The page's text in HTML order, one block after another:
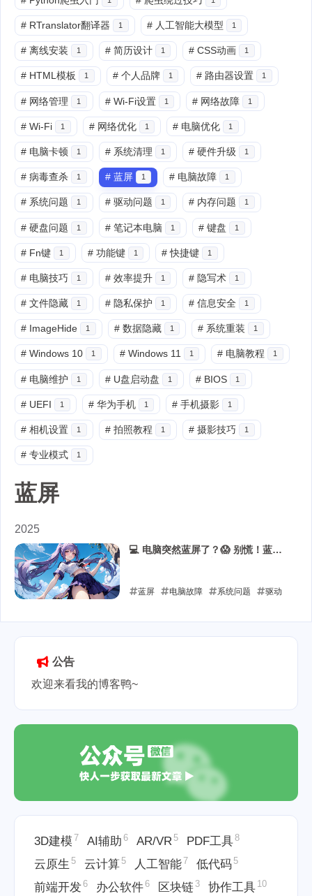
# RTranslator翻译器 1 # 人工智能大模型 1
# 离线安装 1 # 简历设计 1 # CSS动画 1
# HTML模板 1 # 个人品牌 1 # 路由器设置 1
# 网络管理 1 # Wi-Fi设置 1 # 网络故障 1
# Wi-Fi 1 # 网络优化 1 # 电脑优化 1
# 电脑卡顿 1 # 系统清理 1 # 硬件升级 1
# 病毒查杀 1 # 蓝屏 1 # 电脑故障 1
# 系统问题 1 # 驱动问题 1 # 内存问题 1
# 硬盘问题 1 # 笔记本电脑 1 # 键盘 1
# Fn键 1 # 功能键 1 # 快捷键 1
# 电脑技巧 1 # 效率提升 1 # 隐写术 1
# 文件隐藏 1 # 隐私保护 1 # 信息安全 1
# ImageHide 1 # 数据隐藏 1 # 系统重装 1
# Windows 10 1 # Windows 11 1 # 电脑教程 1
# 电脑维护 1 # U盘启动盘 1 # BIOS 1
# UEFI 1 # 华为手机 1 # 手机摄影 1
# 相机设置 1 # 拍照教程 1 # 摄影技巧 1
# 专业模式 1
蓝屏
2025
💻 电脑突然蓝屏了？😱 别慌！蓝屏
蓝屏 电脑故障 系统问题 驱动
2025-05-25
公告
欢迎来看我的博客鸭~
3D建模 7 AI辅助 6 AR/VR 5 PDF工具8
云原生 5 云计算 5 人工智能7 低代码 5
前端开发6 办公软件6 区块链 3 协作工具 10